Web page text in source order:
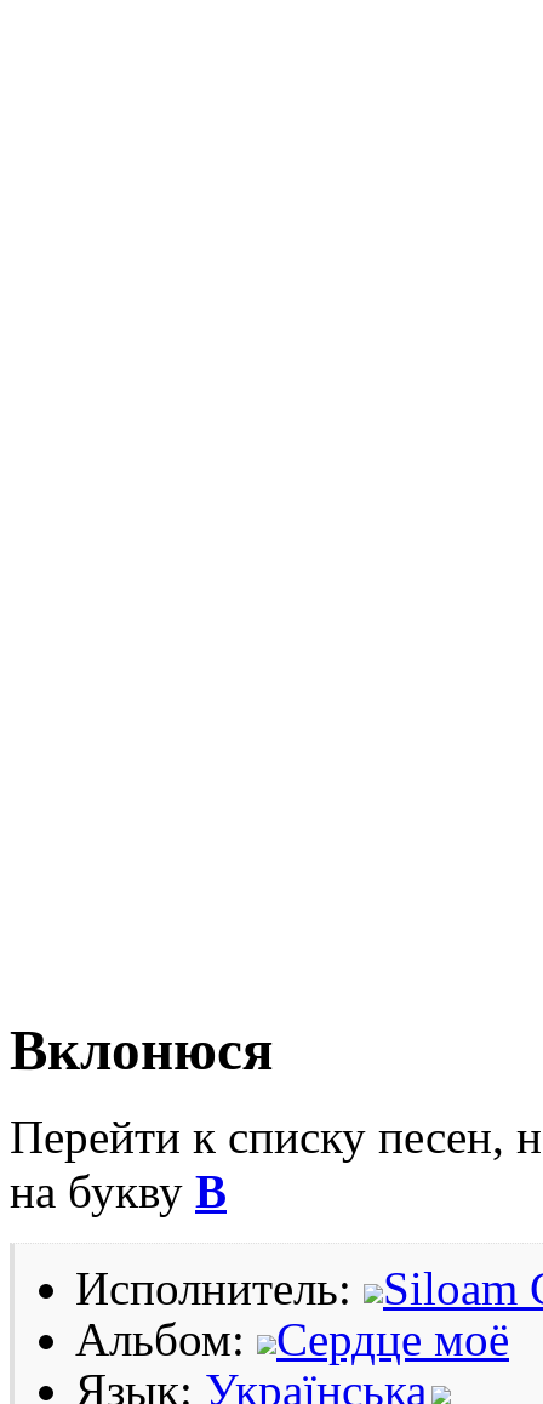
Вклонюся
Перейти к списку песен,
на букву В
Исполнитель:
Siloam
Альбом:
Сердце моё
Язык: Українська